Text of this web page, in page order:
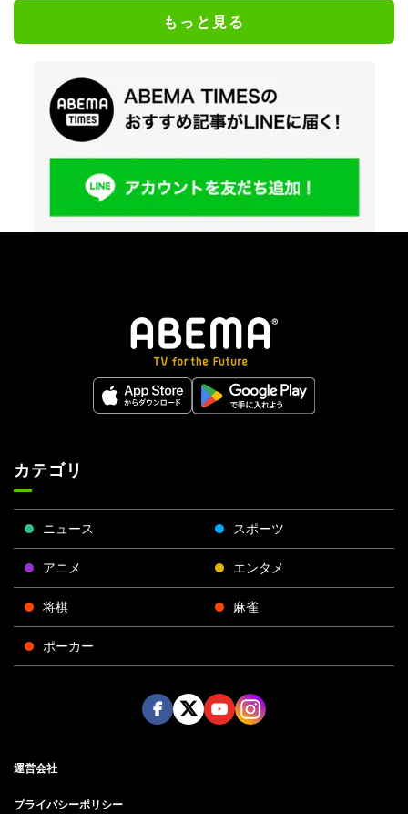
もっと見る
カテゴリ
ニュース スポーツ
アニメ エンタメ
将棋 麻雀
ポーカー
運営会社
プライバシーポリシー